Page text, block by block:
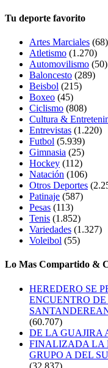
Tu deporte favorito
Artes Marciales (68)
Atletismo (1.270)
Automovilismo (50)
Baloncesto (289)
Beisbol (215)
Boxeo (45)
Ciclismo (808)
Cultura &
Entrevistas (1.220)
Futbol (5.939)
Gimnasia (25)
Hockey (112)
Natación (106)
Otros Deportes
Patinaje (587)
Pesas (113)
Tenis (1.852)
Variedades (1.327)
Voleibol (55)
Lo Mas Compartido &
HEREDERO SE
ENCUENTRO
(60.707)
DE LA GUAJIRA
FINALIZADA LA
GRUPO A DEL
(32.837)